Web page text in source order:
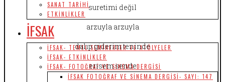
SANAT TARIHI
ETKINLIKLER
İFSAK
İFSAK- TEMEL SEMINERLER VE ATÖLYELER
İFSAK- ETKINLIKLER
İFSAK- FOTOĞRAF VE SINEMA DERGISI
İFSAK FOTOĞRAF VE SINEMA DERGISI- SAYI: 147
suretimi değil
arzuyla arzuyla
dalıp giderim teninde
erisem sende